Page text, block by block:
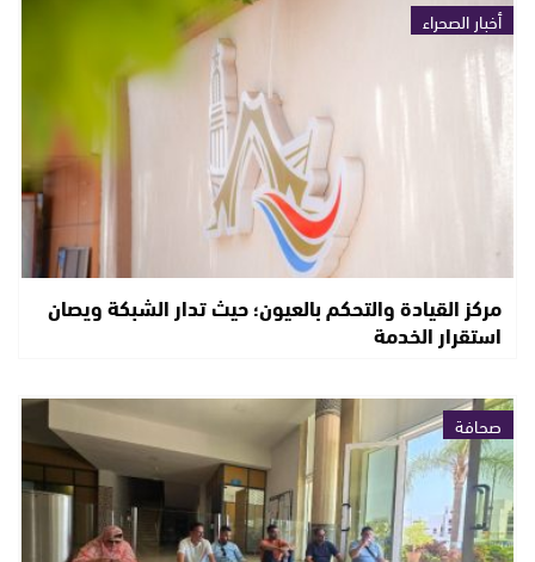
أخبار الصحراء
مركز القيادة والتحكم بالعيون؛ حيث تدار الشبكة ويصان
استقرار الخدمة
صحافة